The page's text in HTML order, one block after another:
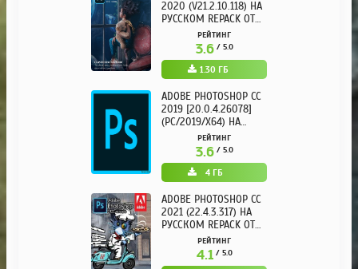
2020 (V21.2.10.118) НА
РУССКОМ REPACK ОТ
KPOJIUKРЕЙТИНГ
3.6/ 5.0
1.30 ГБ
ADOBE PHOTOSHOP CC
2019 [20.0.4.26078]
(PC/2019/X64) НА
РУССКОМРЕЙТИНГ
3.6/ 5.0
4 ГБ
ADOBE PHOTOSHOP CC
2021 (22.4.3.317) НА
РУССКОМ REPACK ОТ
KPOJIUKРЕЙТИНГ
4.1 / 5.0